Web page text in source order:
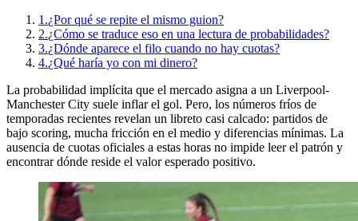
1.¿Por qué se repite el mismo guion?
2.¿Cómo se traduce eso en una lectura de probabilidades?
3.¿Dónde aparece el filo cuando no hay cuotas?
4.¿Qué haría yo con mi dinero?
La probabilidad implícita que el mercado asigna a un Liverpool-
Manchester City suele inflar el gol. Pero, los números fríos de
temporadas recientes revelan un libreto casi calcado: partidos de
bajo scoring, mucha fricción en el medio y diferencias mínimas. La
ausencia de cuotas oficiales a estas horas no impide leer el patrón y
encontrar dónde reside el valor esperado positivo.